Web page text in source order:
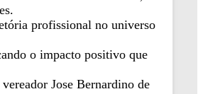
profissional no universo
o impacto positivo que
Jose Bernardino de